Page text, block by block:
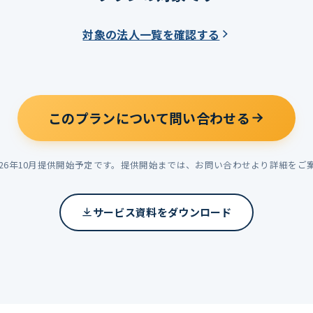
対象の法人一覧を確認する
このプランについて問い合わせる
年10月提供開始予定です。提供開始までは、お問い合わせより詳細をご
サービス資料をダウンロード